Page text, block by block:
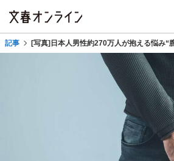
記事 [写真]日本人男性約270万人が抱える悩み“